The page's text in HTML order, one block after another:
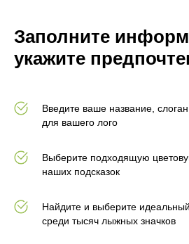
Заполните
укажите
Введите ваше название,
для вашего лого
Выберите подходящую
наших подсказок
Найдите и выберите
среди тысяч лыжных значков